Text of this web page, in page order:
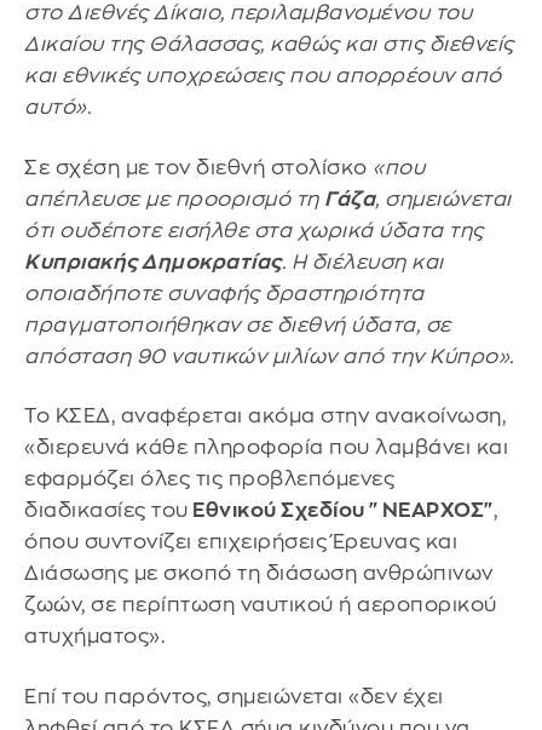
στο Διεθνές Δίκαιο, περιλαμβανομένου του
Δικαίου της Θάλασσας, καθώς και στις διεθνείς
και εθνικές υποχρεώσεις που απορρέουν από
αυτό».
Σε σχέση με τον διεθνή στολίσκο «που
απέπλευσε με προορισμό τη Γάζα, σημειώνεται
ότι ουδέποτε εισήλθε στα χωρικά ύδατα της
Κυπριακής Δημοκρατίας. Η διέλευση και
οποιαδήποτε συναφής δραστηριότητα
πραγματοποιήθηκαν σε διεθνή ύδατα, σε
απόσταση 90 ναυτικών μιλίων από την Κύπρο».
Το ΚΣΕΔ, αναφέρεται ακόμα στην ανακοίνωση,
«διερευνά κάθε πληροφορία που λαμβάνει και
εφαρμόζει όλες τις προβλεπόμενες
διαδικασίες του Εθνικού Σχεδίου "ΝΕΑΡΧΟΣ",
όπου συντονίζει επιχειρήσεις Έρευνας και
Διάσωσης με σκοπό τη διάσωση ανθρώπινων
ζωών, σε περίπτωση ναυτικού ή αεροπορικού
ατυχήματος».
Επί του παρόντος, σημειώνεται «δεν έχει